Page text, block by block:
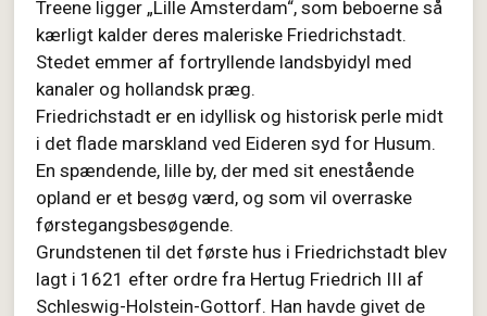
Treene ligger „Lille Amsterdam“, som beboerne så
kærligt kalder deres maleriske Friedrichstadt.
Stedet emmer af fortryllende landsbyidyl med
kanaler og hollandsk præg.
Friedrichstadt er en idyllisk og historisk perle midt
i det flade marskland ved Eideren syd for Husum.
En spændende, lille by, der med sit enestående
opland er et besøg værd, og som vil overraske
førstegangsbesøgende.
Grundstenen til det første hus i Friedrichstadt blev
lagt i 1621 efter ordre fra Hertug Friedrich III af
Schleswig-Holstein-Gottorf. Han havde givet de